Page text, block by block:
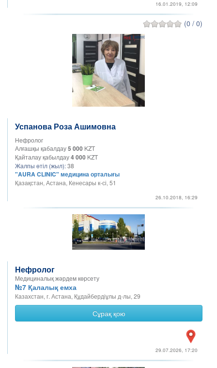
16.01.2019, 12:09
(0 / 0)
Успанова Роза Ашимовна
Нефролог
Алғашқы қабалдау5 000 KZT
Қайталау қабылдау4 000 KZT
Жалпы өтіл (жыл):38
"AURA CLINIC" медицина орталығы
Қазақстан, Астана, Кенесары к-сі, 51
26.10.2018, 16:29
Нефролог
Медициналық жәрдем көрсету
№7 Қалалық емха
Казахстан, г. Астана, Құдайбердіұлы д-лы, 29
Сұрақ қою
29.07.2026, 17:20